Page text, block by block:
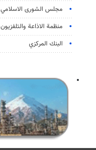
مجلس الشورى الاسلامي
منظمة الاذاعة والتلفزیون
البنك المركزي